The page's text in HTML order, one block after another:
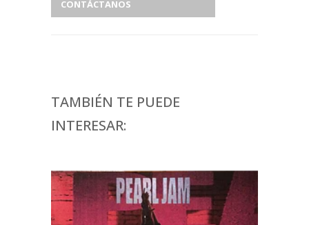
CONTÁCTANOS
TAMBIÉN TE PUEDE
INTERESAR: